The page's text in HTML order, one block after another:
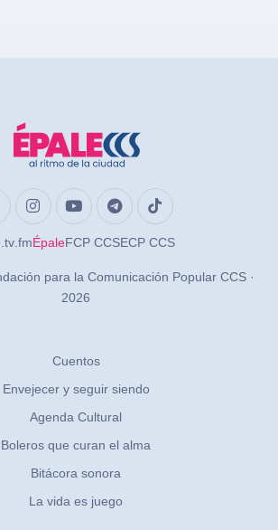
.tv .fmÉpaleFCP CCSECP CCS
para la Comunicación Popular CCS ·
2026
Cuentos
Envejecer y seguir siendo
Agenda Cultural
Boleros que curan el alma
Bitácora sonora
La vida es juego